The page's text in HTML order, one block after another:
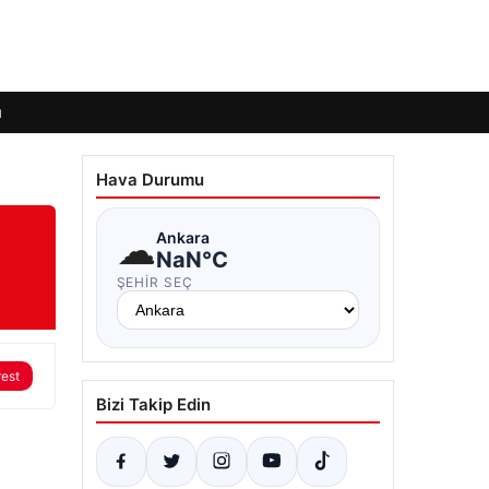
Hava Durumu
☁Ankara
NaN°C
ŞEHIR SEÇ
Bizi Takip Edin